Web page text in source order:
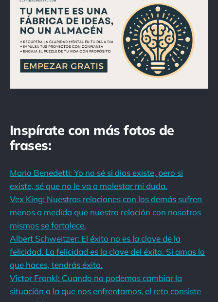
Inspírate con más fotos de
frases:
Mario Benedetti: Yo no sé si dios existe, pero si
existe, sé que no le va a molestar mi duda.
Vex King: Nuestras relaciones con los demás sufren
menos a medida que nuestra relación con nosotros
mismos se fortalece.
Albert Schweitzer: El éxito no es la clave de la
felicidad. La felicidad es la clave del éxito. Si amas lo
que haces, tendrás éxito.
Victor Frankl: Cuando no podemos cambiar la
situación a la que nos enfrentamos, el reto consiste